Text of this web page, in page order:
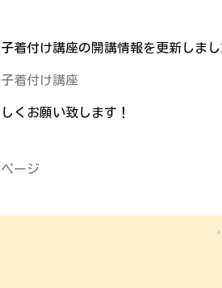
着付け講座の開講情報を更新しまし
着付け講座
くお願い致します！
ージ